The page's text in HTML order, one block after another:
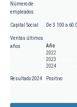
Número de
empleados
Capital Social De 3.100 a
Ventas últimos
años
Año
2022
2023
2024
Resultado 2024 Positivo